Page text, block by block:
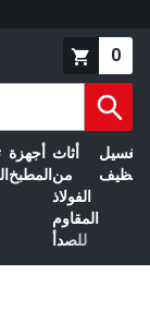
0
أجهزة
المطبخ
أثاث
من
الفولاذ
المقاوم
للصدأ
الغسيل